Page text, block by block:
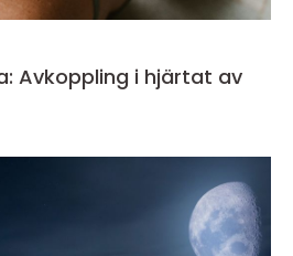
Avkoppling i hjärtat av